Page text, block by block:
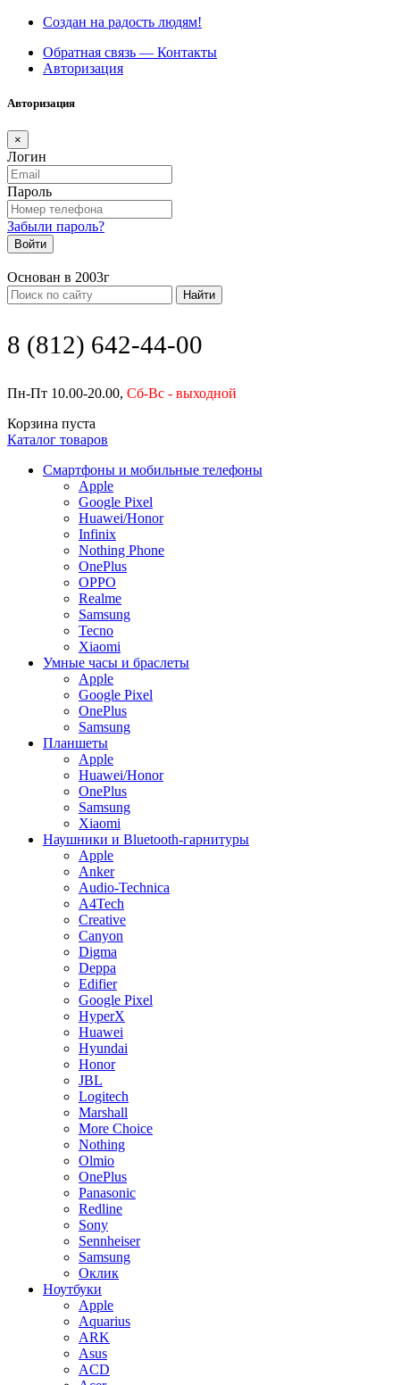
Создан на радость людям!
Обратная связь — Контакты
Авторизация
Авторизация
×
Логин
Пароль
Забыли пароль?
Войти
Основан в 2003г
Найти
8 (812) 642-44-00
Пн-Пт 10.00-20.00, Сб-Вс - выходной
Корзина пуста
Каталог товаров
Смартфоны и мобильные телефоны
Apple
Google Pixel
Huawei/Honor
Infinix
Nothing Phone
OnePlus
OPPO
Realme
Samsung
Tecno
Xiaomi
Умные часы и браслеты
Apple
Google Pixel
OnePlus
Samsung
Планшеты
Apple
Huawei/Honor
OnePlus
Samsung
Xiaomi
Наушники и Bluetooth-гарнитуры
Apple
Anker
Audio-Technica
A4Tech
Creative
Canyon
Digma
Deppa
Edifier
Google Pixel
HyperX
Huawei
Hyundai
Honor
JBL
Logitech
Marshall
More Choice
Nothing
Olmio
OnePlus
Panasonic
Redline
Sony
Sennheiser
Samsung
Оклик
Ноутбуки
Apple
Aquarius
ARK
Asus
ACD